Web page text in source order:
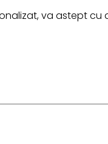
va astept cu